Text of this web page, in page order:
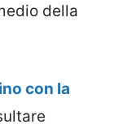
della
con la